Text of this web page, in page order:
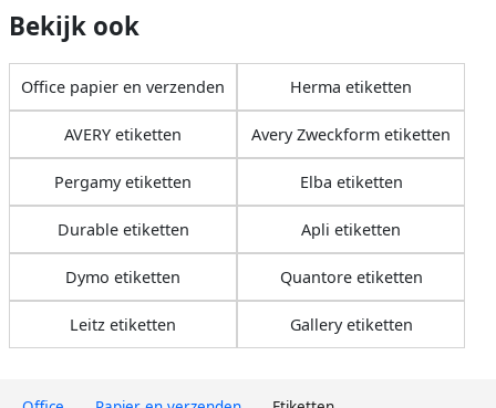
Bekijk ook
Office papier en verzenden Herma etiketten
AVERY etiketten Avery Zweckform etiketten
Pergamy etiketten Elba etiketten
Durable etiketten Apli etiketten
Dymo etiketten Quantore etiketten
Leitz etiketten Gallery etiketten